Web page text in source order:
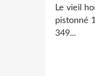
Le vieil
pistonné
349...